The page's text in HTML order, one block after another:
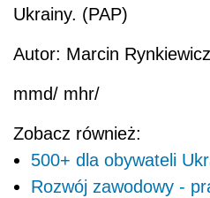
Ukrainy. (PAP)
Autor: Marcin Rynkiewicz
mmd/ mhr/
Zobacz również:
500+ dla obywateli
Rozwój zawodowy -